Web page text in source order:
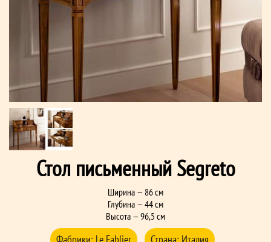
Стол письменный Segreto
Ширина — 86 см
Глубина — 44 см
Высота — 96,5 см
Фабрики: Le Fablier Страна: Италия